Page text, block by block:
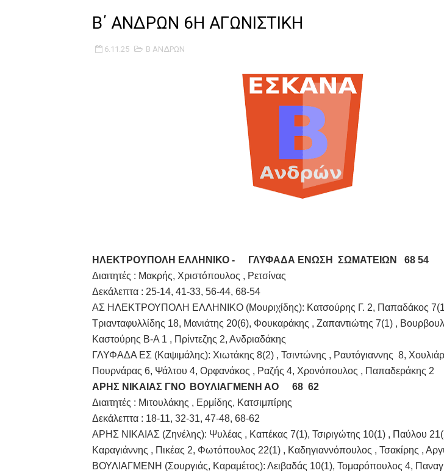
B ΕΦΗΒΩΝ F4 : Χάλκινο το Πέρα 71-56 την Δραπετσώνα στον μικρό
Live streaming ΜΠΑΡΑΖ ΑΝΟΔΟΥ ΣΤΗΝ NL 2 : ΑΥΡΙΟ ΚΥΡΙΑΚΗ
Β΄ ΕΦΗΒΩΝ F4 : Εντυπωσιακός ο Ρέντης στον τελικό 104-77 την
FINAL 4 B EΦΗΒΩΝ : ΗΜΙΤΕΛΙΚΟΙ ΣΗΜΕΡΑ ΑΕ ΡΕΝΤΗ ΔΡΑΠΕΤΣΩΝΑ
Γ ΑΝΔΡΩΝ play off: Ανέβηκε ο Προφήτης Ηλίας 77-73 μέσα στο Πέραμα
Ολοκληρώνεται η μετακόμιση των γραφείων της ΕΣΚΑΝΑ στον Δήμο
ΤΕΛΙΚΟΣ U21 : Λύγισε στον τελικό με Αρετσού ο Πανελευσινιακός
ΚΟΡΑΣΙΔΕΣ : Ο Κρόνος Αγίου Δημητρίου τιμήθηκε από το ΔΣ της
TEΛΙΚΟΣ ΚΥΠΕΛΛΟΥ: Κυπελλούχος ο Μανδραϊκός σε ματς θρίλερ με
ΧΡΟΝΙΑ ΠΟΛΛΑ ΣΤΟ ΕΛΛΗΝΙΚΟ ΜΠΑΣΚΕΤ : 39Η ΕΠΕΤΕΙΟΣ ΑΠΟ ΤΟ ΕΠΟΣ
Ο δρόμος για τον 29ο τελικό κυπέλλου ανδρών ΕΣΚΑΝΑ Μανδραϊκός
U21: Τεράστια πρόκριση για τον Πανελευσινιακό στον τελικό αύριο
Γ΄ανδρών play offs : "Σκληρό" καρύδι η Φιλία Περάματος έφερε την
Play off B εφήβων Β φάση Στο f4 ΑΕ Ρέντη, Πέρα , Ερμής Αργυρ. και
Β΄ ΑΝΔΡΩΝ 6Η ΑΓΩΝΙΣΤΙΚΗ
6.11.25 Β ΑΝΔΡΩΝ
ΗΛΕΚΤΡΟΥΠΟΛΗ ΕΛΛΗΝΙΚΟ - ΓΛΥΦΑΔΑ ΕΝΩΣΗ ΣΩΜΑΤΕΙΩΝ
	68 54
Διαιτητές : Μακρής, Χριστόπουλος , Ρετσίνας
Δεκάλεπτα : 25-14, 41-33, 56-44, 68-54
ΑΣ ΗΛΕΚΤΡΟΥΠΟΛΗ ΕΛΛΗΝΙΚΟ (Μουριχίδης): Κατσούρης Γ. 2, Παπαδάκος
Τριανταφυλλίδης 18, Μανιάτης 20(6), Φουκαράκης , Ζαπαντιώτης 7(1) ,
Καστούρης Β-Α 1 , Πρίντεζης 2, Ανδριαδάκης
ΓΛΥΦΑΔΑ ΕΣ (Καψιμάλης): Χιωτάκης 8(2) , Τσιντώνης , Ραυτόγιαννης 8,
Πουρνάρας 6, Ψάλτου 4, Ορφανάκος , Ραζής 4, Χρονόπουλος , Παπαδεράκης 2
ΑΡΗΣ ΝΙΚΑΙΑΣ ΓΝΟ
ΒΟΥΛΙΑΓΜΕΝΗ ΑΟ
	  68  62
Διαιτητές : Μιτουλάκης , Ερμίδης, Κατσιμπίρης
Δεκάλεπτα : 18-11, 32-31, 47-48, 68-62
ΑΡΗΣ ΝΙΚΑΙΑΣ (Ζηνέλης): Ψυλέας , Καπέκας 7(1), Τσιριγώτης 10(1) , Παύλου
Καραγιάννης , Πικέας 2, Φωτόπουλος 22(1) , Καδηγιαννόπουλος , Τσακίρης ,
ΒΟΥΛΙΑΓΜΕΝΗ (Σουργιάς, Καραμέτος): Λειβαδάς 10(1), Τομαρόπουλος 4,